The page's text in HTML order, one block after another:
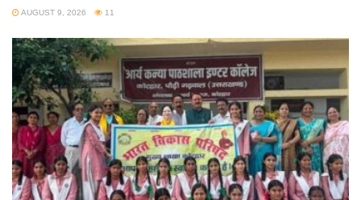
AUGUST 9, 2026 11